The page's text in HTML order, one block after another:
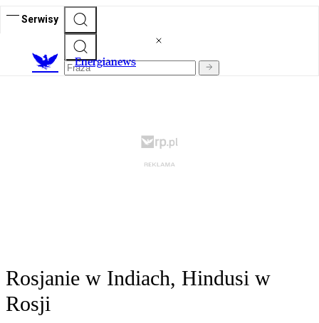
Serwisy
Energianews
Rosjanie w Indiach, Hindusi w
Rosji